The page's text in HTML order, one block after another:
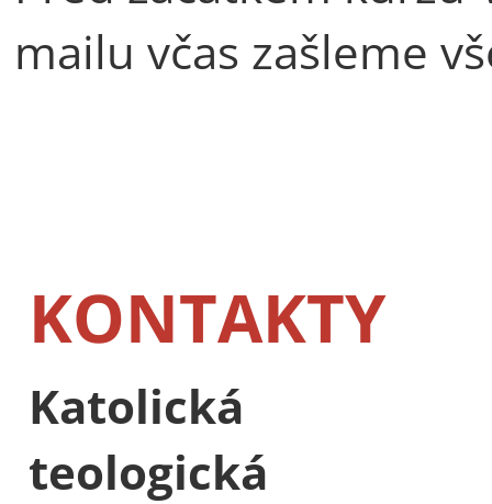
mailu včas zašleme
KONTAKTY
Katolická
teologická